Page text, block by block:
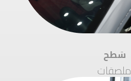
سَطح
ملصقات